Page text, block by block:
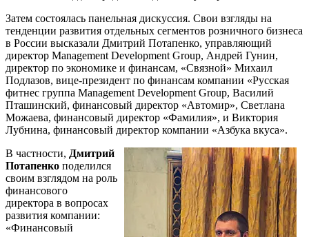
Затем состоялась панельная дискуссия. Свои взгляды на
тенденции развития отдельных сегментов розничного бизнеса
в России высказали Дмитрий Потапенко, управляющий
директор Management Development Group, Андрей Гунин,
директор по экономике и финансам, «Связной» Михаил
Подлазов, вице-президент по финансам компании «Русская
фитнес группа Management Development Group, Василий
Пташинский, финансовый директор «Автомир», Светлана
Можаева, финансовый директор «Фамилия», и Виктория
Лубнина, финансовый директор компании «Азбука вкуса».
В частности, Дмитрий
Потапенко поделился
своим взглядом на роль
финансового
директора в вопросах
развития компании:
«Финансовый